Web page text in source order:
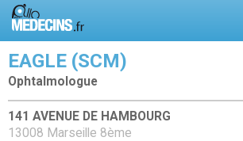
EAGLE (SCM)
Ophtalmologue
141 AVENUE DE HAMBOURG
13008 Marseille 8ème